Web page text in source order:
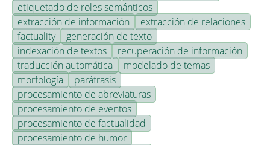
etiquetado de roles semánticos
extracción de información
extracción de relaciones
factuality
generación de texto
indexación de textos
recuperación de información
traducción automática
modelado de temas
morfología
paráfrasis
procesamiento de abreviaturas
procesamiento de eventos
procesamiento de factualidad
procesamiento de humor